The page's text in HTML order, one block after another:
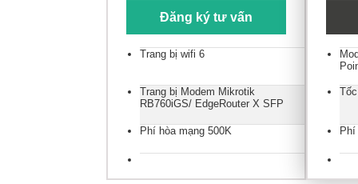
Đăng ký tư vấn
Trang bị wifi 6
Trang bị Modem Mikrotik
RB760iGS/ EdgeRouter X SFP
Phí hòa mạng 500K Phí